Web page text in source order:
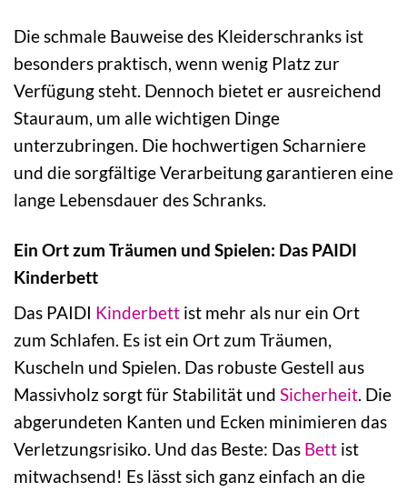
Die schmale Bauweise des Kleiderschranks ist
besonders praktisch, wenn wenig Platz zur
Verfügung steht. Dennoch bietet er ausreichend
Stauraum, um alle wichtigen Dinge
unterzubringen. Die hochwertigen Scharniere
und die sorgfältige Verarbeitung garantieren eine
lange Lebensdauer des Schranks.
Ein Ort zum Träumen und Spielen: Das PAIDI
Kinderbett
Das PAIDI Kinderbett ist mehr als nur ein Ort
zum Schlafen. Es ist ein Ort zum Träumen,
Kuscheln und Spielen. Das robuste Gestell aus
Massivholz sorgt für Stabilität und Sicherheit. Die
abgerundeten Kanten und Ecken minimieren das
Verletzungsrisiko. Und das Beste: Das Bett ist
mitwachsend! Es lässt sich ganz einfach an die